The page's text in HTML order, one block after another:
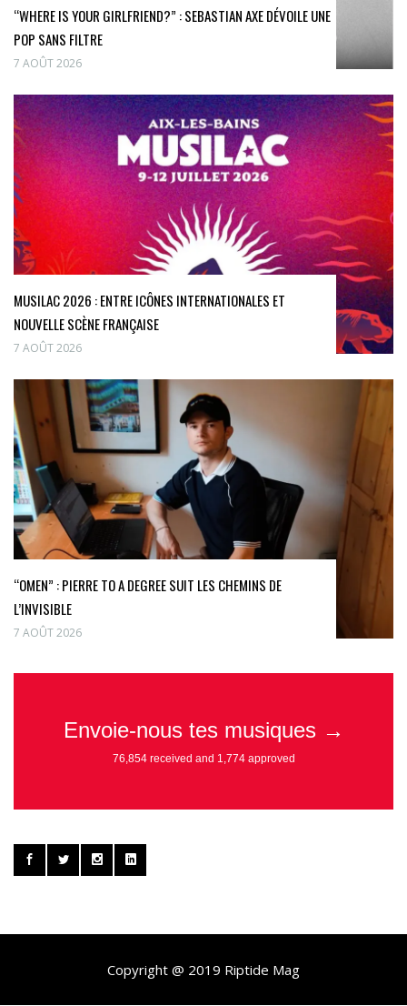
“WHERE IS YOUR GIRLFRIEND?” : SEBASTIAN AXE DÉVOILE UNE
POP SANS FILTRE
7 AOÛT 2026
MUSILAC 2026 : ENTRE ICÔNES INTERNATIONALES ET
NOUVELLE SCÈNE FRANÇAISE
7 AOÛT 2026
“OMEN” : PIERRE TO A DEGREE SUIT LES CHEMINS DE
L’INVISIBLE
7 AOÛT 2026
Copyright @ 2019 Riptide Mag